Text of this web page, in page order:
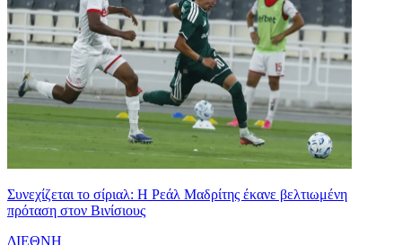
Συνεχίζεται το σίριαλ: Η Ρεάλ Μαδρίτης έκανε βελτιωμένη
πρόταση στον Βινίσιους
ΔΙΕΘΝΗ